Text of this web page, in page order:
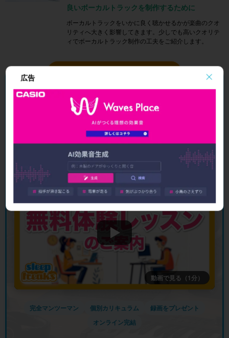
広告
良いボーカルトラックを制作するために
ボーカルトラックをいかに良く聴かせるかが楽曲のクオ
リティへ大きく影響してきます。少しでも高いクオリテ
ィでボーカルトラック制作の工夫をご紹介します。
オンラインDTMレッスン専門 ／ 2009年から17年
Pro Toolsの操作を、講師と一緒に進めて
みませんか？
動画で見る（1分）
完全マンツーマン 個別カリキュラム
録画をプレゼント
オンライン完結